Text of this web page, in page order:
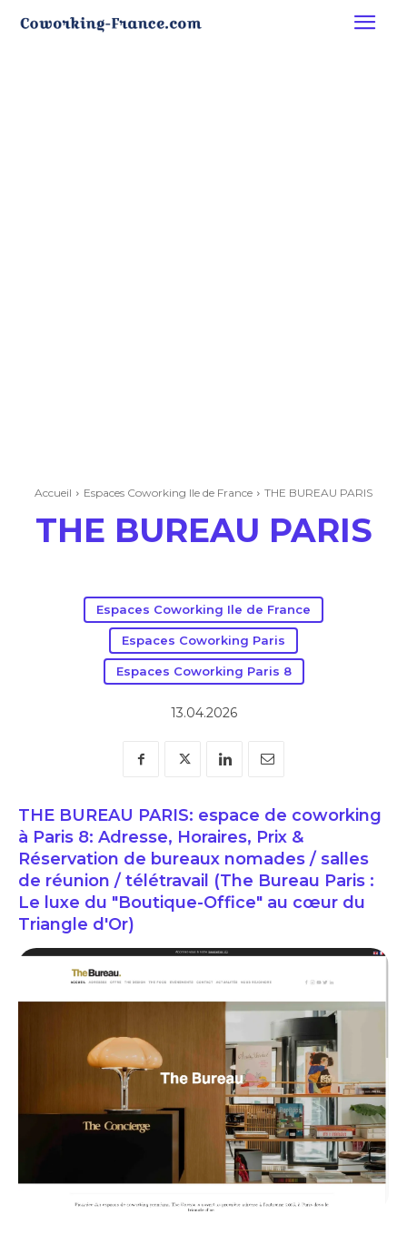
Accueil Espaces Coworking Ile de France THE BUREAU PARIS
THE BUREAU PARIS
Espaces Coworking Ile de France
Espaces Coworking Paris
Espaces Coworking Paris 8
13.04.2026
THE BUREAU PARIS: espace de coworking
à Paris 8: Adresse, Horaires, Prix &
Réservation de bureaux nomades / salles
de réunion / télétravail (The Bureau Paris :
Le luxe du "Boutique-Office" au cœur du
Triangle d'Or)
THE BUREAU MONSIGNY: espace de coworking à Paris 2: Adresse